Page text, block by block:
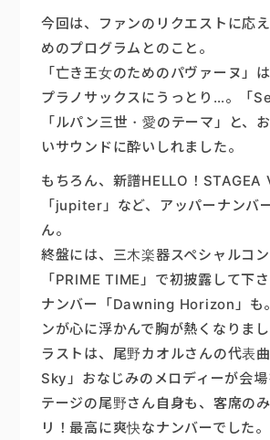
今回は、ファンのリクエストに応
めのプログラムとのこと。
「亡き王女のためのパヴァーヌ」
プラノサックスにうっとり…。「
「ルパン三世・愛のテーマ」と、
いサウンドに酔いしれました。
もちろん、新譜HELLO！STAGEA
「jupiter」など、アッパーナンバ
ん。
終盤には、三木楽器スペシャルコ
「PRIME TIME」で初披露して下
ナンバー「Dawning Horizon」も
ンが心に浮かんで胸が熱くなりまし
ラストは、尾野カオルさんの代表
Sky」おなじみのメロディーが会
テージの尾野さん自身も、客席の
リ！最高に爽快なナンバーでした。